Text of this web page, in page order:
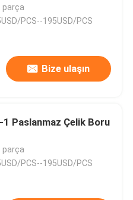
parça
PCS--195USD/PCS
Bize ulaşın
1 Paslanmaz Çelik Boru
parça
PCS--195USD/PCS